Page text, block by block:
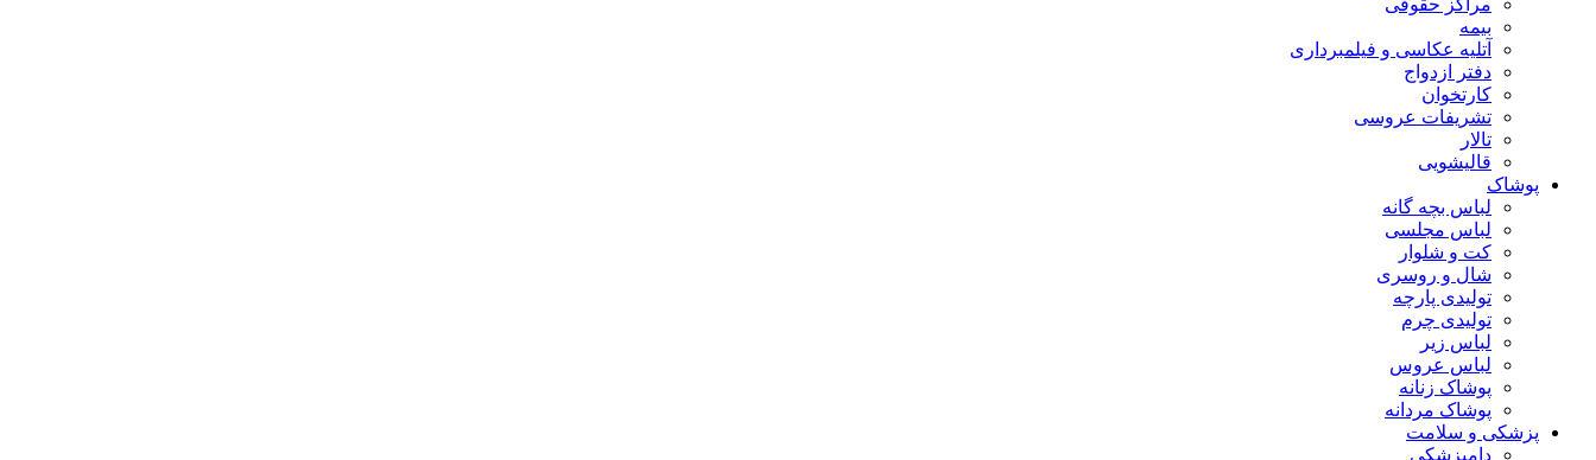
مراکز حقوقی
بیمه
آتلیه عکاسی و فیلمبرداری
دفتر ازدواج
کارتخوان
تشریفات عروسی
تالار
قالیشویی
پوشاک
لباس بچه گانه
لباس مجلسی
کت و شلوار
شال و روسری
تولیدی پارچه
تولیدی چرم
لباس زیر
لباس عروس
پوشاک زنانه
پوشاک مردانه
پزشکی و سلامت
دامپزشکی